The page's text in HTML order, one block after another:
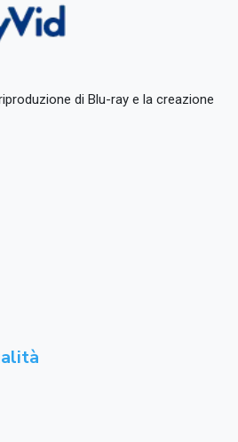
di Blu-ray e la creazione